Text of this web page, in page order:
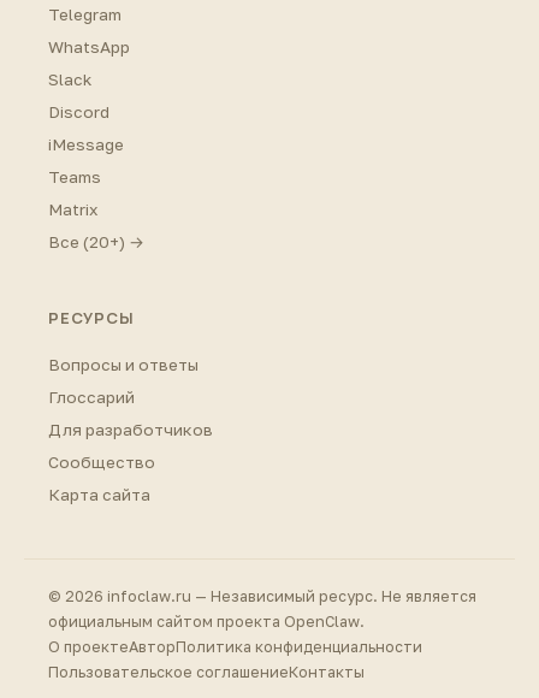
Telegram
WhatsApp
Slack
Discord
iMessage
Teams
Matrix
Все (20+) →
РЕСУРСЫ
Вопросы и ответы
Глоссарий
Для разработчиков
Сообщество
Карта сайта
© 2026 infoclaw.ru — Независимый ресурс. Не является
официальным сайтом проекта OpenClaw.
О проектеАвторПолитика конфиденциальности
Пользовательское соглашениеКонтакты